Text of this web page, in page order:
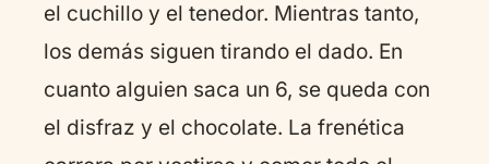
el cuchillo y el tenedor. Mientras tanto,
los demás siguen tirando el dado. En
cuanto alguien saca un 6, se queda con
el disfraz y el chocolate. La frenética